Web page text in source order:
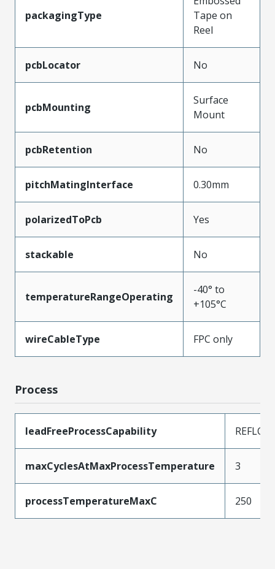
packagingType
Tape on
Reel
pcbLocator No
pcbMounting
Surface
Mount
pcbRetention No
pitchMatingInterface 0.30mm
polarizedToPcb Yes
stackable No
temperatureRangeOperating
-40° to
+105°C
wireCableType FPC only
Process
leadFreeProcessCapability REFLOW
maxCyclesAtMaxProcessTemperature 3
processTemperatureMaxC 250